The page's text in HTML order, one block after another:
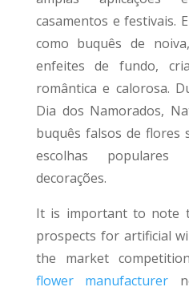
casamentos e festivais.
como buquês de
enfeites de fundo,
romântica e calorosa.
Dia dos Namorados,
buquês falsos de flores
escolhas
decorações.
It is important to note
prospects for artificial
the market
flower manufacturer